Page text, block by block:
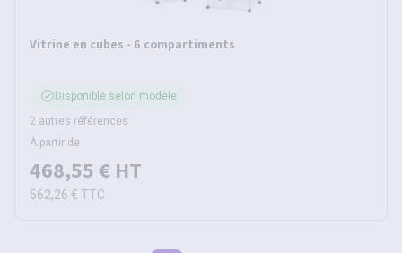
Vitrine en cubes - 6 compartiments
Disponible selon modèle
2 autres références
À partir de
468,55 € HT
562,26 € TTC